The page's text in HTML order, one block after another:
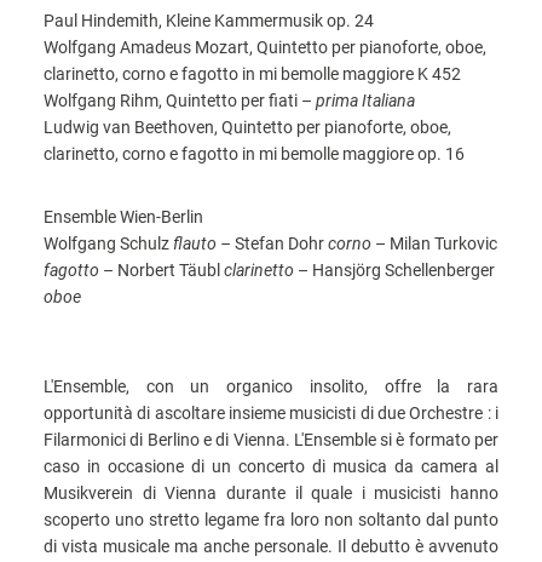
Paul Hindemith, Kleine Kammermusik op. 24
Wolfgang Amadeus Mozart, Quintetto per pianoforte, oboe,
clarinetto, corno e fagotto in mi bemolle maggiore K 452
Wolfgang Rihm, Quintetto per fiati – prima Italiana
Ludwig van Beethoven, Quintetto per pianoforte, oboe,
clarinetto, corno e fagotto in mi bemolle maggiore op. 16
Ensemble Wien-Berlin
Wolfgang Schulz flauto – Stefan Dohrcorno – Milan Turkovic
fagotto – Norbert Täubl clarinetto – Hansjörg Schellenberger
oboe
L'Ensemble, con un organico insolito, offre la rara
opportunità di ascoltare insieme musicisti di due Orchestre : i
Filarmonici di Berlino e di Vienna. L'Ensemble si è formato per
caso in occasione di un concerto di musica da camera al
Musikverein di Vienna durante il quale i musicisti hanno
scoperto uno stretto legame fra loro non soltanto dal punto
di vista musicale ma anche personale. Il debutto è avvenuto